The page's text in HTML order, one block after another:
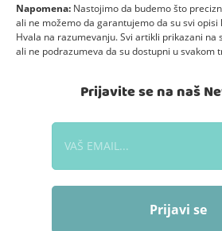
Napomena: Nastojimo da budemo što
ali ne možemo da garantujemo da su svi
Hvala na razumevanju. Svi artikli prikazani na
ali ne podrazumeva da su dostupni u svakom
Prijavite se na naš
Prijavi se